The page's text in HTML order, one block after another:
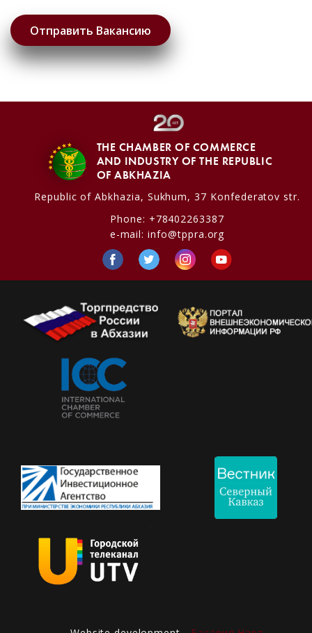
THE CHAMBER OF COMMERCE
AND INDUSTRY OF THE REPUBLIC
OF ABKHAZIA
Republic of Abkhazia, Sukhum, 37 Konfederatov str.
Phone: +78402263387
e-mail:info@tppra.org